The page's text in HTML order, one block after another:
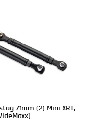
71mm (2) Mini XRT,